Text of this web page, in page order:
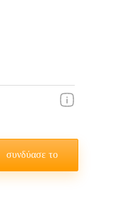
συνδύασε το